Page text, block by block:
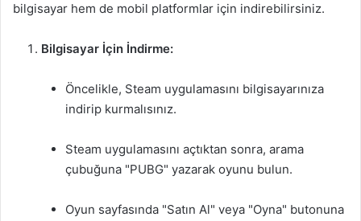
bilgisayar hem de mobil platformlar için indirebilirsiniz.
Bilgisayar İçin İndirme:
Öncelikle, Steam uygulamasını bilgisayarınıza
indirip kurmalısınız.
Steam uygulamasını açtıktan sonra, arama
çubuğuna "PUBG" yazarak oyunu bulun.
Oyun sayfasında "Satın Al" veya "Oyna" butonuna